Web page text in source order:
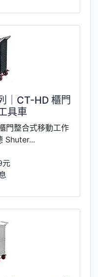
｜CT-HD 櫃門
具車
門整合式移動工作
Shuter...
元